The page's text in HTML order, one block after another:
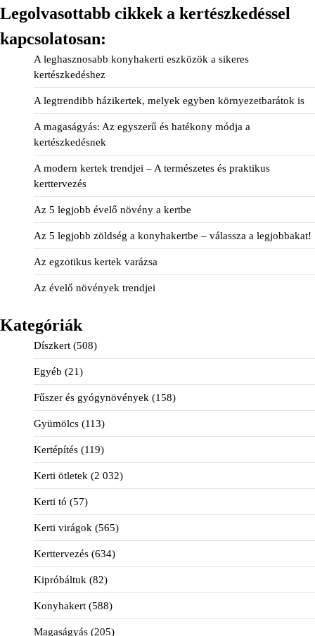
Legolvasottabb cikkek a kertészkedéssel
kapcsolatosan:
A leghasznosabb konyhakerti eszközök a sikeres
kertészkedéshez
A legtrendibb házikertek, melyek egyben környezetbarátok is
A magaságyás: Az egyszerű és hatékony módja a
kertészkedésnek
A modern kertek trendjei – A természetes és praktikus
kerttervezés
Az 5 legjobb évelő növény a kertbe
Az 5 legjobb zöldség a konyhakertbe – válassza a legjobbakat!
Az egzotikus kertek varázsa
Az évelő növények trendjei
Kategóriák
Díszkert (508)
Egyéb (21)
Fűszer és gyógynövények (158)
Gyümölcs (113)
Kertépítés (119)
Kerti ötletek (2 032)
Kerti tó (57)
Kerti virágok (565)
Kerttervezés (634)
Kipróbáltuk (82)
Konyhakert (588)
Magaságyás (205)